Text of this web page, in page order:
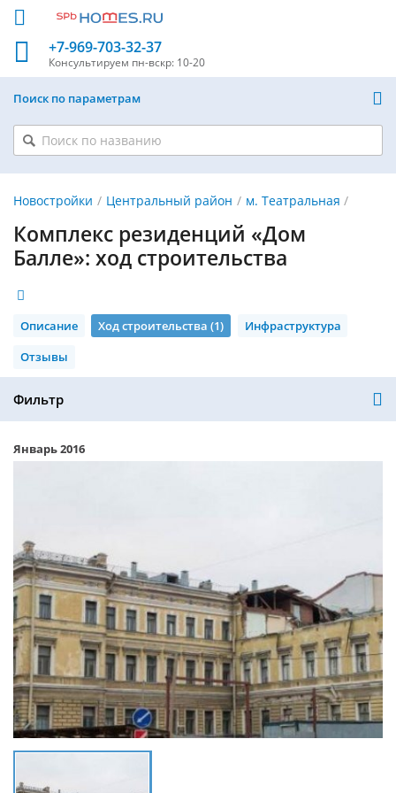
+7-969-703-32-37
Консультируем пн-вскр: 10-20
Поиск по параметрам
Новостройки Центральный район м. Театральная
Комплекс резиденций «Дом
Балле»: ход строительства
Описание Ход строительства (1)
Инфраструктура
Отзывы
Фильтр
Январь 2016